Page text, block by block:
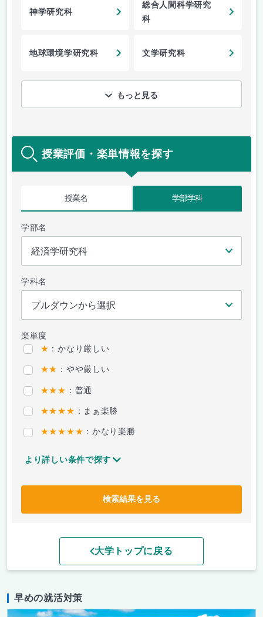
神学研究科
総合人間科学研究
科
地球環境学研究科 文学研究科
もっと見る
授業評価・楽単情報を探す
授業名 学部学科
学部名
学科名
楽単度
★ ：かなり厳しい
★★ ：やや厳しい
★★★ ：普通
★★★★ ：まぁ楽勝
★★★★★ ：かなり楽勝
より詳しい条件で探す
検索結果を見る
大学トップに戻る
早めの就活対策